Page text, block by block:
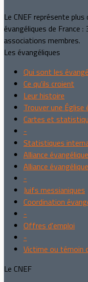
Le CNEF représente
évangéliques de France
associations membres.
Les évangéliques
Qui sont les
Ce qu'ils croient
Leur histoire
Trouver une Église
Cartes et
-
Statistiques
Alliance
Alliance
-
Juifs messianiques
Coordination
-
Offres d'emploi
-
Victime ou témoin
Le CNEF